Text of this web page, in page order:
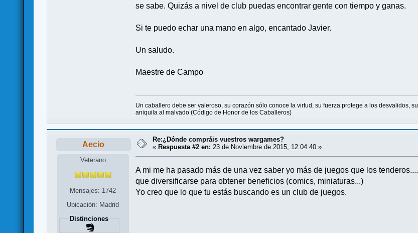
se sabe. Quizás a nivel de club puedas encontrar gente con tiempo y ganas.
Si te puedo echar una mano en algo, encantado Javier.
Un saludo.
Maestre de Campo
Un caballero debe ser valeroso, su corazón sólo conoce la virtud, su fuerza protege a los desvalidos,
aniquila al malvado (Código de Honor de los Caballeros)
Aecio
Veterano
Mensajes: 1742
Ubicación: Madrid
Distinciones
Re:¿Dónde compráis vuestros wargames?
« Respuesta #2 en: 23 de Noviembre de 2015, 12:04:40 »
A mi me ha pasado más de una vez saber yo más de juegos que los
que diversificarse para obtener beneficios (comics, miniaturas...)
Yo creo que lo que tu estás buscando es un club de juegos.